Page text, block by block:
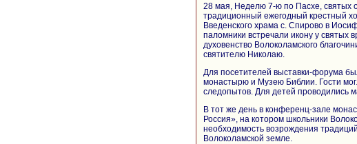
28 мая, Неделю 7-ю по Пасхе, святых
традиционный ежегодный крестный
Введенского храма с. Спирово в
паломники встречали икону у
духовенство Волоколамского
святителю Николаю.
Для посетителей выставки-форума
монастырю и Музею Библии. Гости
следопытов. Для детей проводились
В тот же день в конференц-зале
Россия», на котором школьники
необходимость возрождения
Волоколамской земле.